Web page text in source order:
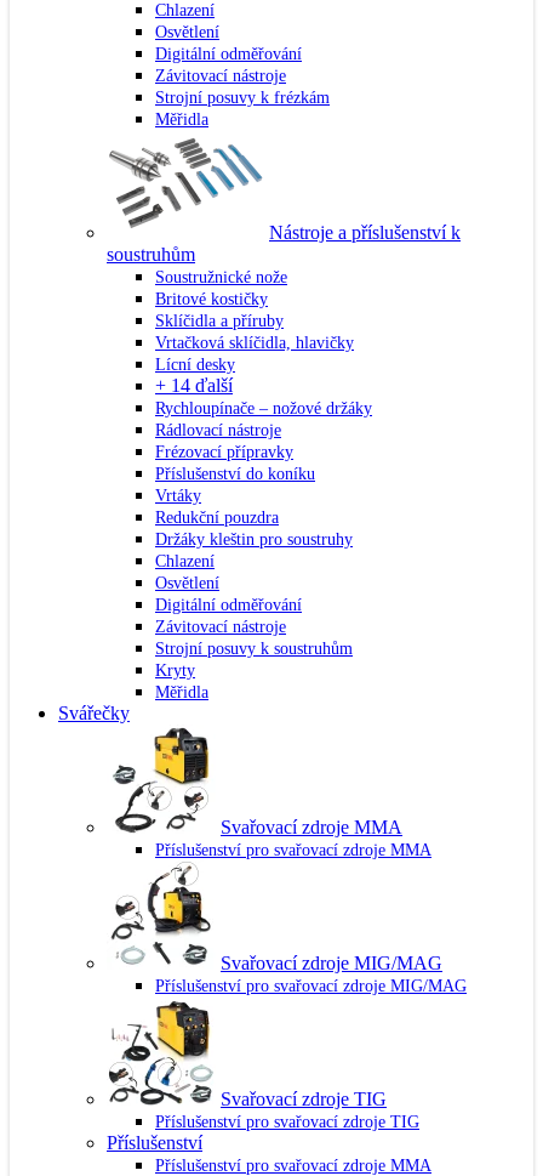
Chlazení
Osvětlení
Digitální odměřování
Závitovací nástroje
Strojní posuvy k frézkám
Měřidla
Nástroje a příslušenství k
soustruhům
Soustružnické nože
Britové kostičky
Sklíčidla a příruby
Vrtačková sklíčidla, hlavičky
Lícní desky
+ 14 ďalší
Rychloupínače – nožové držáky
Rádlovací nástroje
Frézovací přípravky
Příslušenství do koníku
Vrtáky
Redukční pouzdra
Držáky kleštin pro soustruhy
Chlazení
Osvětlení
Digitální odměřování
Závitovací nástroje
Strojní posuvy k soustruhům
Kryty
Měřidla
Svářečky
Svařovací zdroje MMA
Příslušenství pro svařovací zdroje MMA
Svařovací zdroje MIG/MAG
Příslušenství pro svařovací zdroje MIG/MAG
Svařovací zdroje TIG
Příslušenství pro svařovací zdroje TIG
Příslušenství
Příslušenství pro svařovací zdroje MMA